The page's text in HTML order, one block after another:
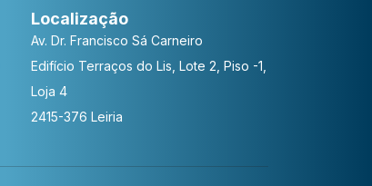
Localização
Av. Dr. Francisco Sá Carneiro
Edifício Terraços do Lis, Lote 2, Piso -1,
Loja 4
2415-376 Leiria